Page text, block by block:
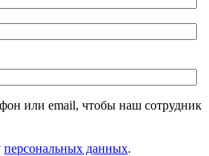
или email, чтобы наш сотрудник
персональных данных.